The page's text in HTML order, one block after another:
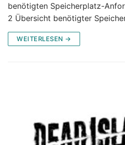
benötigten Speicherplatz-
2 Übersicht benötigter
WEITERLESEN →